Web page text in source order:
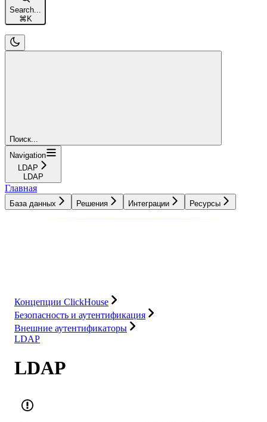
Search...
⌘ K
Поиск...
Navigation
LDAP
LDAP
Главная
База данных Решения Интеграции Ресурсы
Концепции ClickHouse
Безопасность и аутентификация
Внешние аутентификаторы
LDAP
LDAP